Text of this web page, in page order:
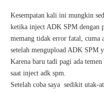
Kesempatan kali ini mungkin
ketika inject ADK SPM dengan
memang tidak error fatal, cuma
setelah mengupload ADK SPM
Karena baru tadi pagi ada
saat inject adk spm.
Setelah coba saya sedikit utak-